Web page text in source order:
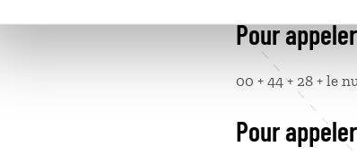
Pour
00 + 44 + 28 + le
Pour